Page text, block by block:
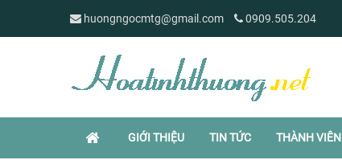
huongngocmtg@gmail.com 0909.505.204
GIỚI THIỆU TIN TỨC THÀNH VIÊN